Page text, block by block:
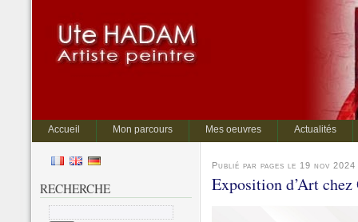
Accueil Mon parcours Mes oeuvres Actualités
Publié par pages le 19 nov 2024
Exposition d’Art
RECHERCHE